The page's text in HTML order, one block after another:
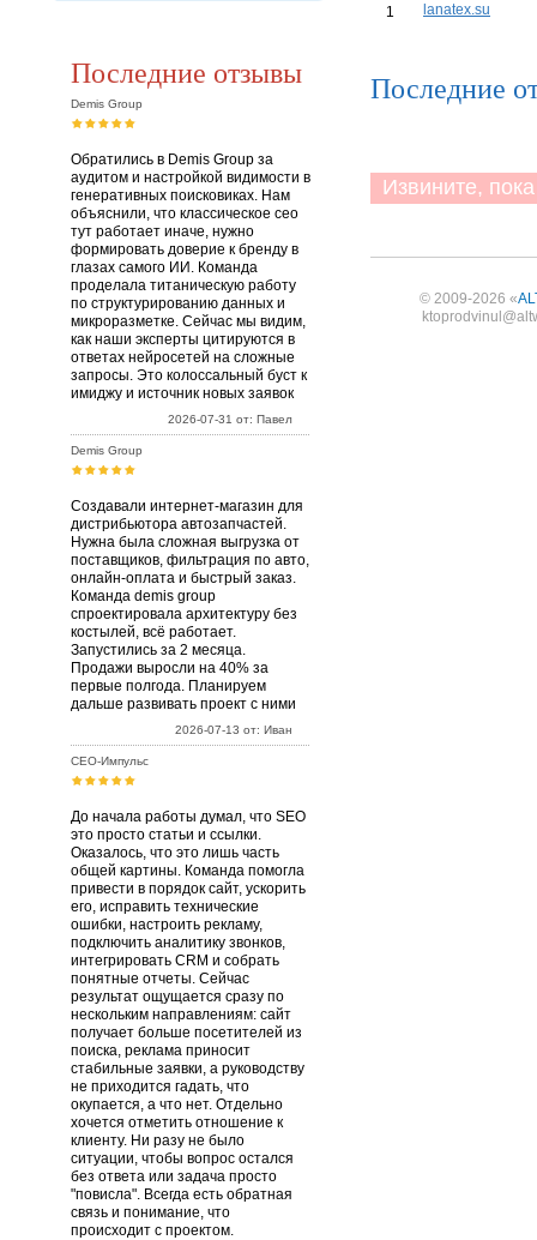
Последние отзывы
Demis Group
Обратились в Demis Group за
аудитом и настройкой видимости в
генеративных поисковиках. Нам
объяснили, что классическое сео
тут работает иначе, нужно
формировать доверие к бренду в
глазах самого ИИ. Команда
проделала титаническую работу
по структурированию данных и
микроразметке. Сейчас мы видим,
как наши эксперты цитируются в
ответах нейросетей на сложные
запросы. Это колоссальный буст к
имиджу и источник новых заявок
2026-07-31 от: Павел
Demis Group
Создавали интернет-магазин для
дистрибьютора автозапчастей.
Нужна была сложная выгрузка от
поставщиков, фильтрация по авто,
онлайн-оплата и быстрый заказ.
Команда demis group
спроектировала архитектуру без
костылей, всё работает.
Запустились за 2 месяца.
Продажи выросли на 40% за
первые полгода. Планируем
дальше развивать проект с ними
2026-07-13 от: Иван
СЕО-Импульс
До начала работы думал, что SEO
это просто статьи и ссылки.
Оказалось, что это лишь часть
общей картины. Команда помогла
привести в порядок сайт, ускорить
его, исправить технические
ошибки, настроить рекламу,
подключить аналитику звонков,
интегрировать CRM и собрать
понятные отчеты. Сейчас
результат ощущается сразу по
нескольким направлениям: сайт
получает больше посетителей из
поиска, реклама приносит
стабильные заявки, а руководству
не приходится гадать, что
окупается, а что нет. Отдельно
хочется отметить отношение к
клиенту. Ни разу не было
ситуации, чтобы вопрос остался
без ответа или задача просто
"повисла". Всегда есть обратная
связь и понимание, что
происходит с проектом.
1 lanatex.su
Последние
Извините,
© 2009-2026 «